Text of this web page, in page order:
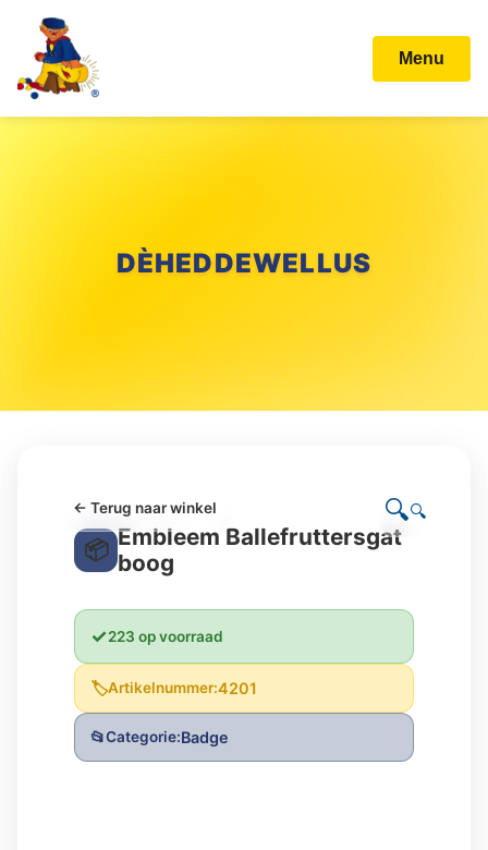
Menu
DÈHEDDEWELLUS
← Terug naar winkel 🔍
Embleem Ballefruttersgat
boog
223 op voorraad
Artikelnummer:4201
Categorie:Badge